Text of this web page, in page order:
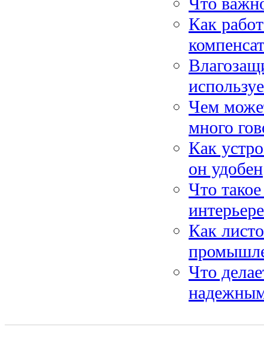
Как
Чем
много
Как
он удобен
Что
интерьере
Как
Что